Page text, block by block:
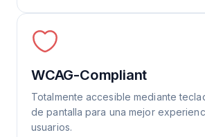
WCAG-Compliant
Totalmente accesible mediante
de pantalla para una mejor
usuarios.